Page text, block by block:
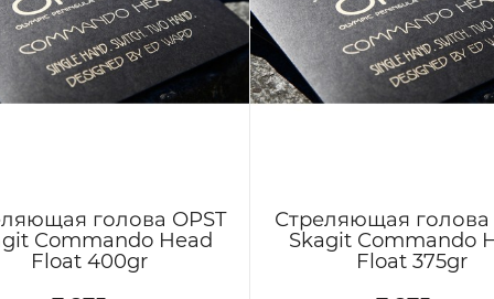
голова OPST
Commando Head
Float 400gr
Стреляющая голова
Skagit Commando
Float 375gr